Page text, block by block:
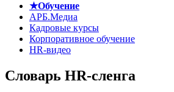
★Обучение
АРБ.Медиа
Кадровые курсы
Корпоративное обучение
HR-видео
Словарь HR-сленга